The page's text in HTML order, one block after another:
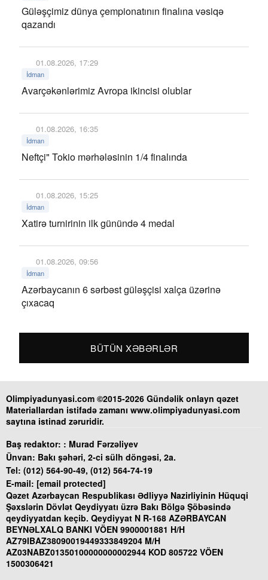
Güləşçimiz dünya çempionatının finalına vəsiqə
qazandı
01.08.2026, 17:29
İdman
Avarçəkənlərimiz Avropa ikincisi olublar
01.08.2026, 16:35
İdman
Neftçi" Tokio mərhələsinin 1/4 finalında
01.08.2026, 15:25
İdman
Xatirə turnirinin ilk günündə 4 medal
01.08.2026, 09:56
İdman
Azərbaycanın 6 sərbəst güləşçisi xalça üzərinə
çıxacaq
BÜTÜN XƏBƏRLƏR
Olimpiyadunyasi.com ©2015-2026 Gündəlik onlayn qəzet
Materiallardan istifadə zamanı www.olimpiyadunyasi.com
saytına istinad zəruridir.
Baş redaktor: : Murad Fərzəliyev
Ünvan: Bakı şəhəri, 2-ci sülh döngəsi, 2a.
Tel: (012) 564-90-49, (012) 564-74-19
E-mail: [email protected]
Qəzet Azərbaycan Respublikası Ədliyyə Nazirliyinin Hüquqi
Şəxslərin Dövlət Qeydiyyatı üzrə Bakı Bölgə Şöbəsində
qeydiyyatdan keçib. Qeydiyyat N R-168 AZƏRBAYCAN
BEYNƏLXALQ BANKI VÖEN 9900001881 H/H
AZ79IBAZ38090019449333849204 M/H
AZ03NABZ01350100000000002944 KOD 805722 VÖEN
1500306421